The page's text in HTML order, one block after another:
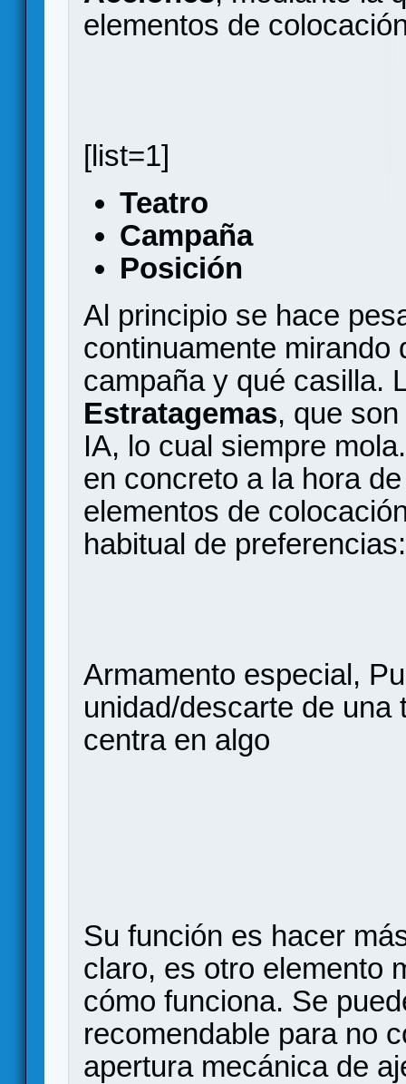
elementos de
[list=1]
Teatro
Campaña
Posición
Al principio se hace
continuamente mirando
campaña y qué casilla.
Estratagemas, que
IA, lo cual siempre
en concreto a la hora
elementos de
habitual de preferencias:
Armamento especial,
unidad/descarte de
centra en algo
Su función es hacer
claro, es otro elemento
cómo funciona. Se
recomendable para no
apertura mecánica de